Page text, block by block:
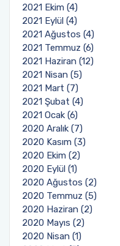
2021 Ekim (4)
2021 Eylül (4)
2021 Ağustos (4)
2021 Temmuz (6)
2021 Haziran (12)
2021 Nisan (5)
2021 Mart (7)
2021 Şubat (4)
2021 Ocak (6)
2020 Aralık (7)
2020 Kasım (3)
2020 Ekim (2)
2020 Eylül (1)
2020 Ağustos (2)
2020 Temmuz (5)
2020 Haziran (2)
2020 Mayıs (2)
2020 Nisan (1)